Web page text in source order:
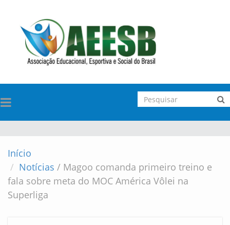
TOGGLE
NAVIGATION
Início
Notícias / Magoo comanda primeiro treino e
fala sobre meta do MOC América Vôlei na
Superliga